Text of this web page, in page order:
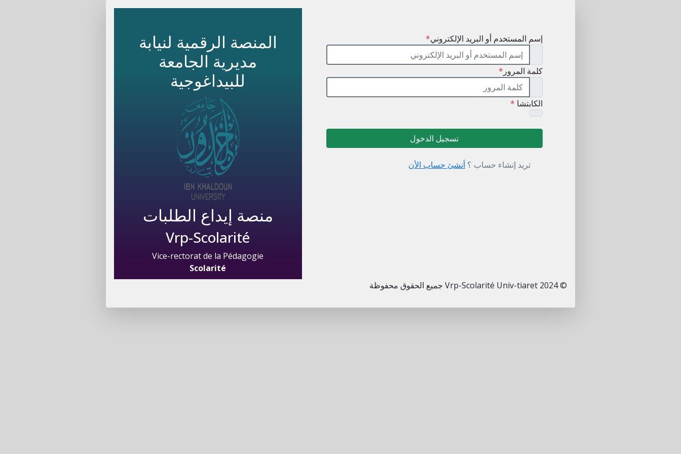
إسم المستخدم أو البريد الإلكتروني*
كلمة المرور *
الكابتشا *
تسجيل الدخول
تريد إنشاء حساب ؟ أنشئ حساب الأن
المنصة الرقمية لنيابة
مديرية الجامعة
للبيداغوجية
منصة إيداع الطلبات
Vrp-Scolarité
Vice-rectorat de la Pédagogie
Scolarité
© 2024
Vrp-Scolarité Univ-tiaret جميع الحقوق محفوظة